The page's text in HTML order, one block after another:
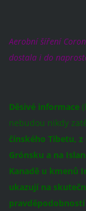
Aerobní šíření
dostala i do
Děsivé informace
nebudou nikdy
čínského Tibetu,
Grónsku a na
Kanadě u kmenů
ukazují na